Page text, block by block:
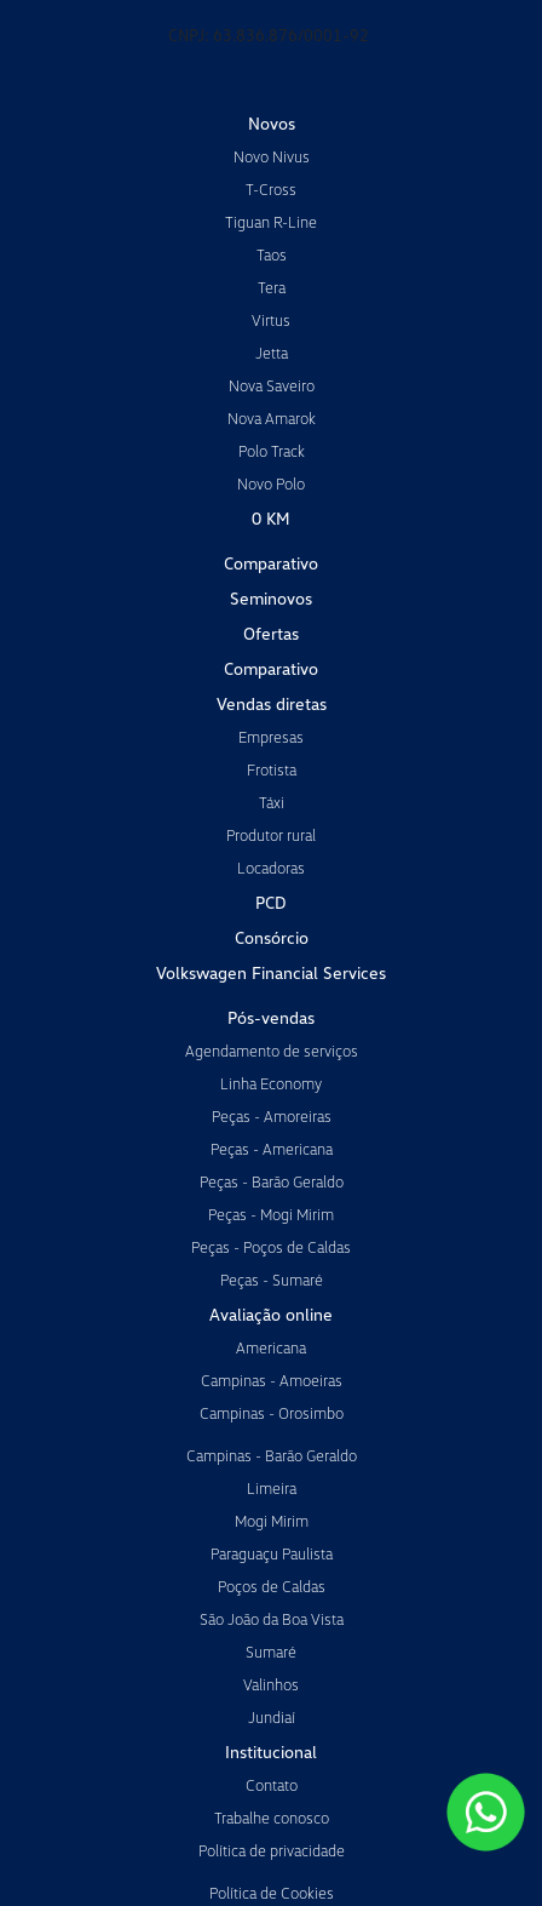
CNPJ: 63.836.876/0001-92
Novos
Novo Nivus
T-Cross
Tiguan R-Line
Taos
Tera
Virtus
Jetta
Nova Saveiro
Nova Amarok
Polo Track
Novo Polo
0 KM
Comparativo
Seminovos
Ofertas
Comparativo
Vendas diretas
Empresas
Frotista
Táxi
Produtor rural
Locadoras
PCD
Consórcio
Volkswagen Financial Services
Pós-vendas
Agendamento de serviços
Linha Economy
Peças - Amoreiras
Peças - Americana
Peças - Barão Geraldo
Peças - Mogi Mirim
Peças - Poços de Caldas
Peças - Sumaré
Avaliação online
Americana
Campinas - Amoeiras
Campinas - Orosimbo
Campinas - Barão Geraldo
Limeira
Mogi Mirim
Paraguaçu Paulista
Poços de Caldas
São João da Boa Vista
Sumaré
Valinhos
Jundiaí
Institucional
Contato
Trabalhe conosco
Política de privacidade
Política de Cookies